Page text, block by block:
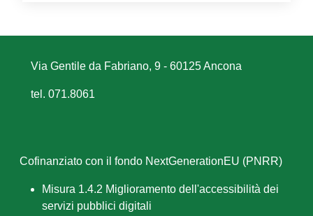
Via Gentile da Fabriano, 9 - 60125 Ancona
tel. 071.8061
Cofinanziato con il fondo NextGenerationEU (PNRR)
Misura 1.4.2 Miglioramento dell'accessibilità dei
servizi pubblici digitali